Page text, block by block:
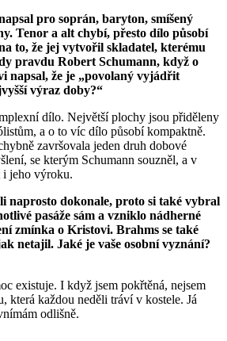
pro soprán, baryton, smíšený
Tenor a alt chybí, přesto dílo působí
to, že jej vytvořil skladatel, kterému
pravdu Robert Schumann, když o
napsal, že je „povolaný vyjádřit
výraz doby?“
dílo. Největší plochy jsou přiděleny
a o to víc dílo působí kompaktně.
završovala jeden druh dobové
se kterým Schumann souzněl, a v
i jeho výroku.
naprosto dokonale, proto si také vybral
pasáže sám a vzniklo nádherné
zmínka o Kristovi. Brahms se také
netajil. Jaké je vaše osobní vyznání?
existuje. I když jsem pokřtěná, nejsem
která každou neděli tráví v kostele. Já
odlišně.